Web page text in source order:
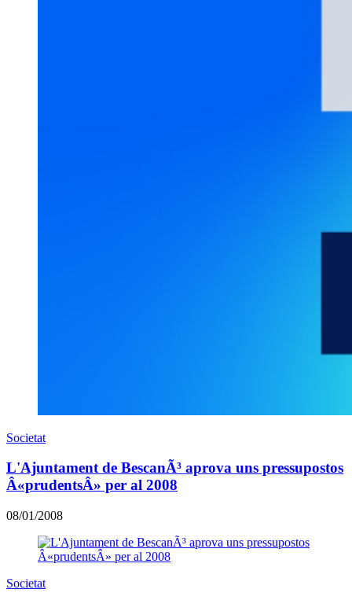
Societat
L'Ajuntament de BescanÃ³ aprova uns pressupostos
Â«prudentsÂ» per al 2008
08/01/2008
Societat